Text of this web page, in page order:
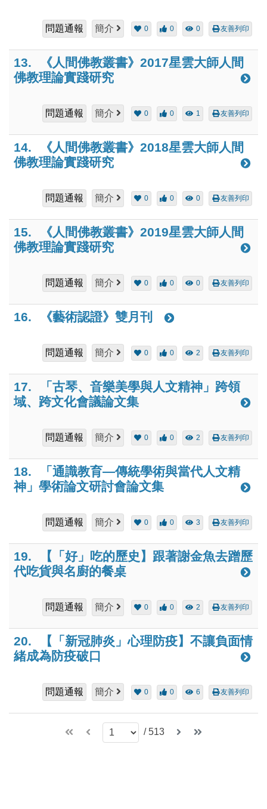
問題通報 簡介 0 0 0 友善列印
13.
《人間佛教叢書》2017星雲大師人間
佛教理論實踐研究
問題通報 簡介 0 0 1 友善列印
14.
《人間佛教叢書》2018星雲大師人間
佛教理論實踐研究
問題通報 簡介 0 0 0 友善列印
15.
《人間佛教叢書》2019星雲大師人間
佛教理論實踐研究
問題通報 簡介 0 0 0 友善列印
16. 《藝術認證》雙月刊
問題通報 簡介 0 0 2 友善列印
17.
「古琴、音樂美學與人文精神」跨領
域、跨文化會議論文集
問題通報 簡介 0 0 2 友善列印
18.
「通識教育—傳統學術與當代人文精
神」學術論文研討會論文集
問題通報 簡介 0 0 3 友善列印
19.
【「好」吃的歷史】跟著謝金魚去蹭歷
代吃貨與名廚的餐桌
問題通報 簡介 0 0 2 友善列印
20.
【「新冠肺炎」心理防疫】不讓負面情
緒成為防疫破口
問題通報 簡介 0 0 6 友善列印
/ 513